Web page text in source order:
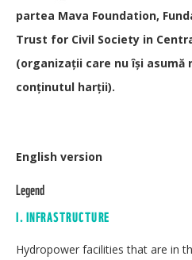
partea Mava Foundation,
Trust for Civil Society in
(organizaţii care nu îşi
conţinutul harţii).
English version
Legend
I. INFRASTRUCTURE
Hydropower facilities that are in